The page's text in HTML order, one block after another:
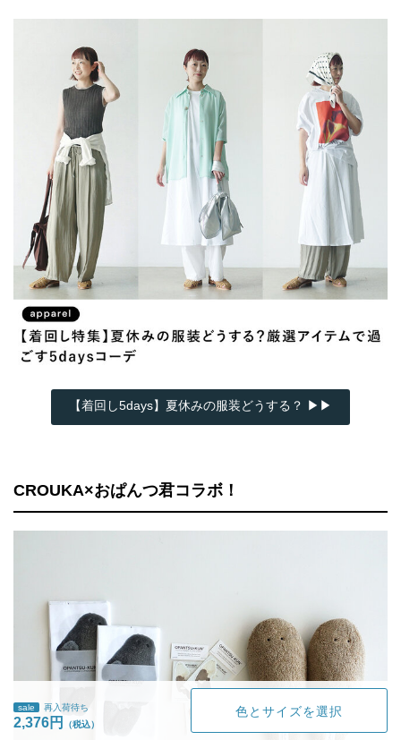
【着回し5days】夏休みの服装どうする？ ▶▶
CROUKA×おぱんつ君コラボ！
sale 再入荷待ち
2,376円
色とサイズを選択